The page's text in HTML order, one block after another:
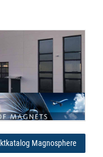
Magnosphere